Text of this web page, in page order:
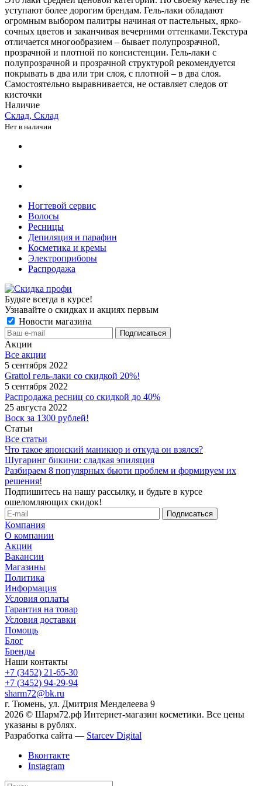
уступают более дорогим брендам. Гель-лаки обладают
огромным выбором палитры начиная от пастельных, ярко-
сочных цветов и заканчивая вечерними оттенками.Текстура
отличается многообразием – бывает полупрозрачной,
прозрачной и плотной по консистенции. Гель-лаки с
полупрозрачной и прозрачной структурой рекомендуется
покрывать в два или три слоя, с плотной – в два слоя.
Самостоятельно выравнивается, не оставляет следов от
кисточки
Наличие
Склад, Склад
Нет в наличии
Ногтевой сервис
Волосы
Ресницы
Депиляция и парафин
Косметика и кремы
Электроприборы
Распродажа
Будьте всегда в курсе!
Узнавайте о скидках и акциях первым
Новости магазина
Акции
Все акции
5 сентября 2022
Grattol гель-лаки со скидкой 20%!
5 сентября 2022
Распродажа ресниц со скидкой до 40%
25 августа 2022
Воск за 1300 рублей!
Статьи
Все статьи
Что такое японский маникюр и откуда он взялся?
Шугаринг бикини: сладкая эпиляция
Разбираем 8 популярных бьюти проблем и формируем их
решения!
Подпишитесь на нашу рассылку, и будьте в курсе
ошеломляющих скидок!
Компания
О компании
Акции
Вакансии
Магазины
Политика
Информация
Условия оплаты
Гарантия на товар
Условия доставки
Помощь
Блог
Бренды
Наши контакты
+7 (3452) 21-65-30
+7 (3452) 94-29-94
sharm72@bk.ru
г. Тюмень, ул. Дмитрия Менделеева 9
2026 © Шарм72.рф Интернет-магазин косметики. Все цены
указаны в рублях.
Разработка сайта — Starcev Digital
Вконтакте
Instagram